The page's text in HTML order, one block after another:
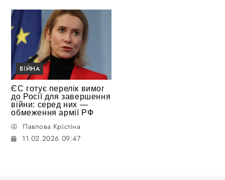
ВІЙНА
ЄС готує перелік вимог
до Росії для завершення
війни: серед них —
обмеження армії РФ
Павлова Крістіна
11.02.2026 09:47